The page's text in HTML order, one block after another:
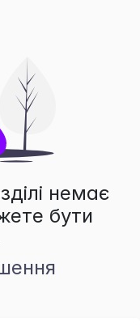
немає
бути